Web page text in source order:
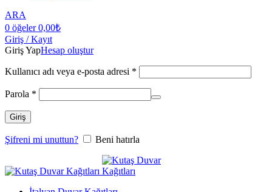
ARA
0 öğeler 0,00₺
Giriş / Kayıt
Giriş YapHesap oluştur
Kullanıcı adı veya e-posta adresi *
Parola *
Giriş
Şifreni mi unuttun? Beni hatırla